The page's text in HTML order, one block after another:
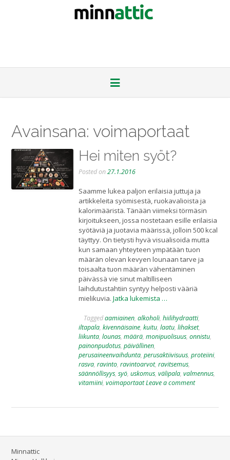
Avainsana: voimaportaat
Hei miten syöt?
Posted on27.1.2016
Saamme lukea paljon erilaisia juttuja ja
artikkeleita syömisestä, ruokavalioista ja
kalorimääristä. Tänään viimeksi törmäsin
kirjoitukseen, jossa nostetaan esille erilaisia
syötäviä ja juotavia määrissä, jolloin 500 kcal
täyttyy. On tietysti hyvä visualisoida mutta
kun samaan yhteyteen ympätään tuon
määrän olevan kevyen lounaan tarve ja
toisaalta tuon määrän vähentäminen
päivässä vie sinut maltilliseen
laihdutustahtiin syntyy helposti vääriä
mielikuvia.Jatka lukemista …
Taggedaamiainen,alkoholi,hiilihydraatti,
iltapala,kivennäisaine,kuitu,laatu,lihakset,
liikunta,lounas,määrä,monipuolisuus,onnistu,
painonpudotus,päivällinen,
perusaineenvaihdunta,perusaktiivisuus,proteiini,
rasva,ravinto,ravintoarvot,ravitsemus,
säännöllisyys,syö,uskomus,välipala,valmennus,
vitamiini,voimaportaatLeave a comment
Minnattic